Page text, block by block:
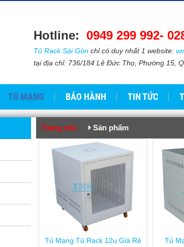
Hotline: 0949 299 992-
Tủ Rack Sài Gònchỉ có duy nhất 1 website:
tại địa chỉ: 736/184 Lê Đức Thọ, Phường 15,
TỦ MẠNG BẢO HÀNH TIN TỨC
Trang chủ Sản phẩm
Tủ Mạng Tủ Rack 12u Giá Rẻ
Tủ